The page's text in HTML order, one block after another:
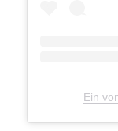
Ein